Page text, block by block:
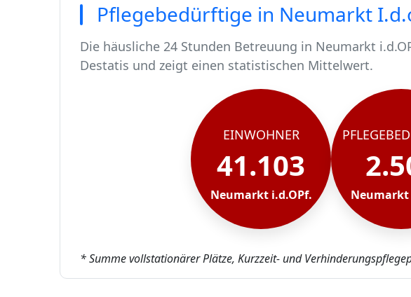
Pflegebedürftige in Neumarkt
Die häusliche 24 Stunden Betreuung in Neumarkt
Destatis und zeigt einen statistischen Mittelwert.
In Neumarkt i.d.OPf. leben rund 41103 Menschen.
Von diesen 41103 Einwohnern sind rund 2507
Ca. 401 dieser pflegebedürftigen Menschen werden
Der Großteil der Pflegebedürftigen in Neumarkt
EINWOHNER
41.103
Neumarkt i.d.OPf. Neumarkt
* Summe vollstationärer Plätze, Kurzzeit- und